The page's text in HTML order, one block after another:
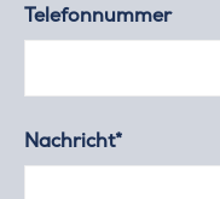
Telefonnummer
Nachricht*